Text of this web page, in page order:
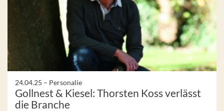
24.04.25 – Personalie
Gollnest & Kiesel: Thorsten Koss verlässt
die Branche